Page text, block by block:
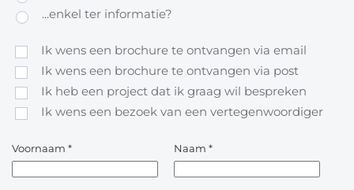
...enkel ter informatie?
Ik wens een brochure te ontvangen via email
Ik wens een brochure te ontvangen via post
Ik heb een project dat ik graag wil bespreken
Ik wens een bezoek van een vertegenwoordiger
Voornaam * Naam *